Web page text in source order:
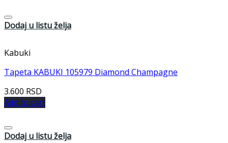
Dodaj u listu želja
Kabuki
Tapeta KABUKI 105979 Diamond Champagne
3.600 RSD
Add to cart
Dodaj u listu želja